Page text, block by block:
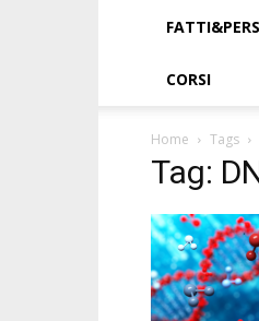
CORSI
Home Tags
Tag: